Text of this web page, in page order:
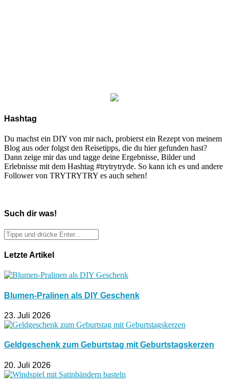
Hashtag
Du machst ein DIY von mir nach, probierst ein Rezept von meinem
Blog aus oder folgst den Reisetipps, die du hier gefunden hast?
Dann zeige mir das und tagge deine Ergebnisse, Bilder und
Erlebnisse mit dem Hashtag #trytrytryde. So kann ich es und andere
Follower von TRYTRYTRY es auch sehen!
Such dir was!
Letzte Artikel
Blumen-Pralinen als DIY Geschenk
23. Juli 2026
Geldgeschenk zum Geburtstag mit Geburtstagskerzen
20. Juli 2026